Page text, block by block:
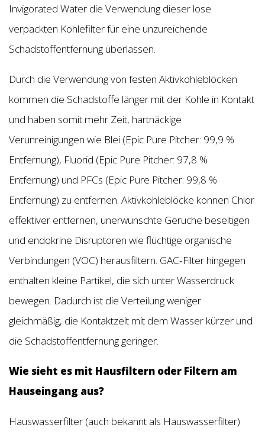
Invigorated Water die Verwendung dieser lose
verpackten Kohlefilter für eine unzureichende
Schadstoffentfernung überlassen.
Durch die Verwendung von festen Aktivkohleblöcken
kommen die Schadstoffe länger mit der Kohle in Kontakt
und haben somit mehr Zeit, hartnäckige
Verunreinigungen wie Blei (Epic Pure Pitcher: 99,9 %
Entfernung), Fluorid (Epic Pure Pitcher: 97,8 %
Entfernung) und PFCs (Epic Pure Pitcher: 99,8 %
Entfernung) zu entfernen. Aktivkohleblöcke können Chlor
effektiver entfernen, unerwünschte Gerüche beseitigen
und endokrine Disruptoren wie flüchtige organische
Verbindungen (VOC) herausfiltern. GAC-Filter hingegen
enthalten kleine Partikel, die sich unter Wasserdruck
bewegen. Dadurch ist die Verteilung weniger
gleichmäßig, die Kontaktzeit mit dem Wasser kürzer und
die Schadstoffentfernung geringer.
Wie sieht es mit Hausfiltern oder Filtern am
Hauseingang aus?
Hauswasserfilter (auch bekannt als Hauswasserfilter)